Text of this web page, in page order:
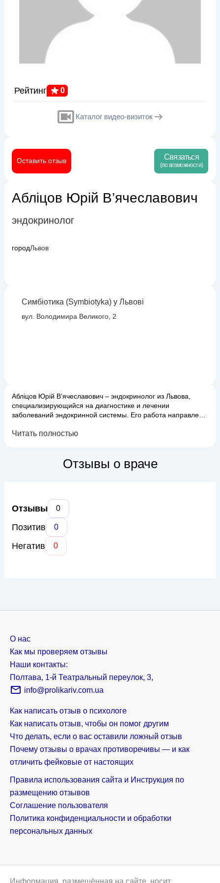
Рейтинг 0
Каталог видео-визиток
Оставить отзыв Связаться
(по возможности)
Абліцов Юрій В’ячеславович
эндокринолог
городЛьвов
Симбіотика (Symbiotyka) у Львові
вул. Володимира Великого, 2
Абліцов Юрій В’ячеславович – эндокринолог из Львова,
специализирующийся на диагностике и лечении
заболеваний эндокринной системы. Его работа направлена
улучшение общего самочувствия пациентов. Юрий
железы (гипотиреоз, гипертиреоз, узловой зоб), нару...
Читать полностью
Отзывы о враче
Отзывы 0
Позитив 0
Негатив 0
О нас
Как мы проверяем отзывы
Наши контакты:
Полтава, 1-й Театральный переулок, 3,
info@prolikariv.com.ua
Как написать отзыв о психологе
Как написать отзыв, чтобы он помог другим
Что делать, если о вас оставили ложный отзыв
Почему отзывы о врачах противоречивы — и как
отличить фейковые от настоящих
Правила использования сайта и Инструкция по
размещению отзывов
Соглашение пользователя
Политика конфиденциальности и обработки
персональных данных
Информация, размещённая на сайте, носит